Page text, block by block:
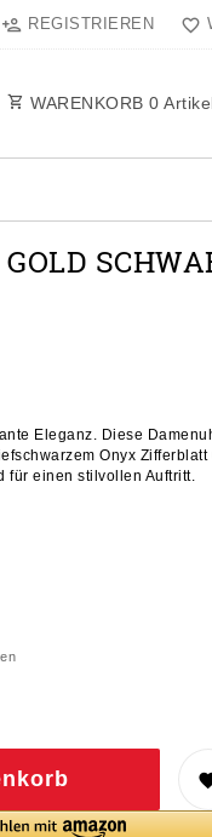
REGISTRIEREN
WARENKORB 0
Eleganz. Diese
Onyx
für einen stilvollen Auftritt.